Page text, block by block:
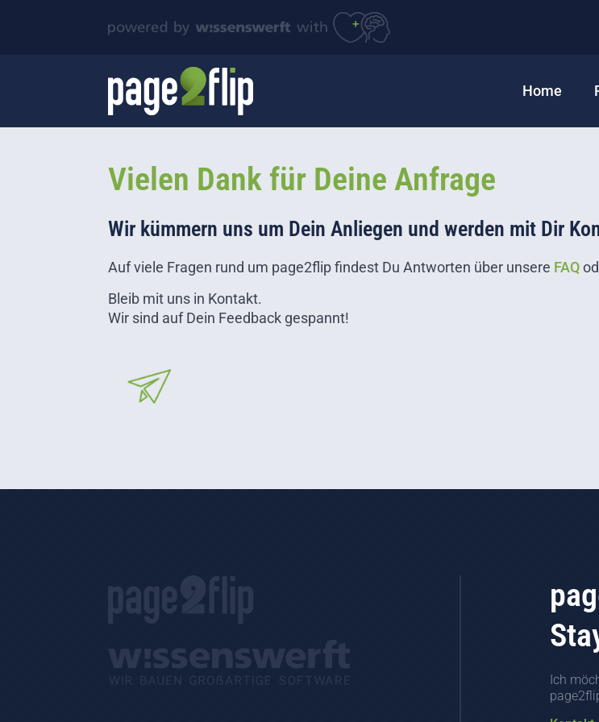
Home
Vielen Dank für Deine Anfrage
Wir kümmern uns um Dein Anliegen und werden mit Dir
Auf viele Fragen rund um page2flip findest Du Antworten über unsere FAQ
Bleib mit uns in Kontakt.
Wir sind auf Dein Feedback gespannt!
Ich